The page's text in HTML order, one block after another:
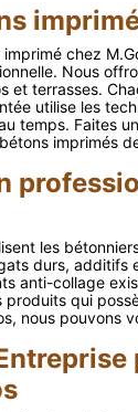
chez
Nous
et terrasses.
utilise les
temps. Faites
imprimés
les
durs,
anti-collage
produits qui
nous pouvons